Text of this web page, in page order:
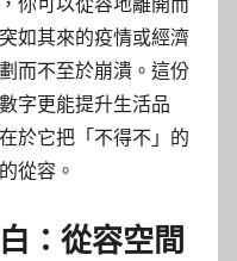
你可以從容地離開而
如其來的疫情或經濟
而不至於崩潰。這份
字更能提升生活品
於它把「不得不」的
從容。
：從容空間